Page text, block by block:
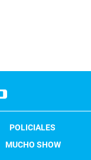
POLICIALES
MUCHO SHOW